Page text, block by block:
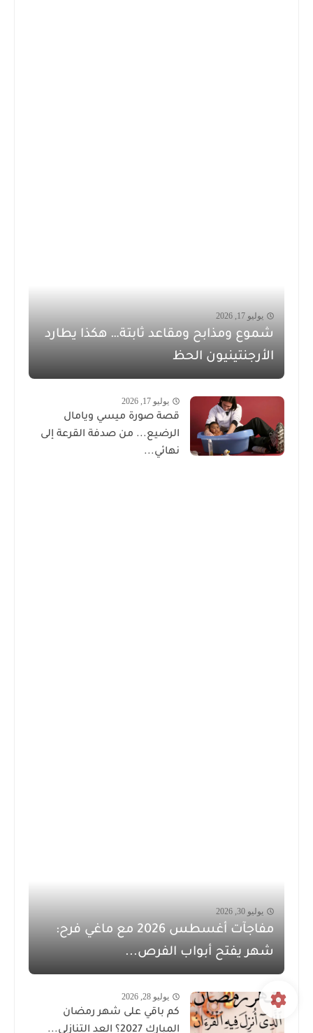
يوليو 17, 2026
شموع ومذابح ومقاعد ثابتة… هكذا يطارد
الأرجنتينيون الحظ
يوليو 17, 2026
قصة صورة ميسي ويامال
الرضيع... من صدفة القرعة إلى
نهائي...
يوليو 30, 2026
مفاجآت أغسطس 2026 مع ماغي فرح:
شهر يفتح أبواب الفرص...
يوليو 28, 2026
كم باقي على شهر رمضان
المبارك 2027؟ العد التنازلي...